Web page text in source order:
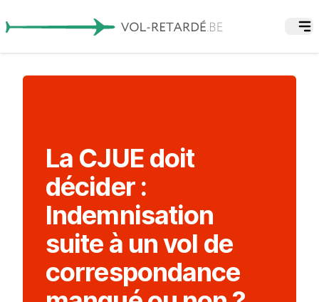
La CJUE doit
décider :
Indemnisation
suite à un vol de
correspondance